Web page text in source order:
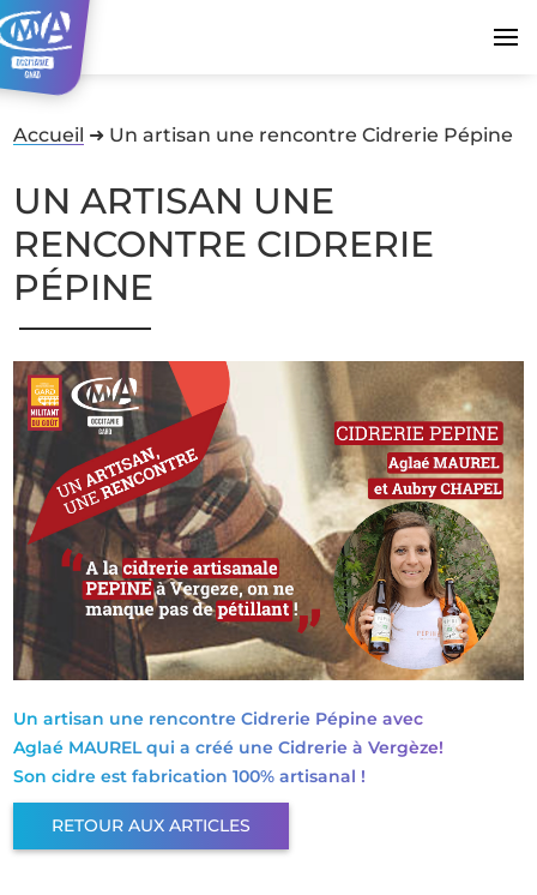
Accueil ➜ Un artisan une rencontre Cidrerie Pépine
UN ARTISAN UNE
RENCONTRE CIDRERIE
PÉPINE
Un artisan une rencontre Cidrerie Pépine avec
Aglaé MAUREL qui a créé une Cidrerie à Vergèze!
Son cidre est fabrication 100% artisanal !
RETOUR AUX ARTICLES